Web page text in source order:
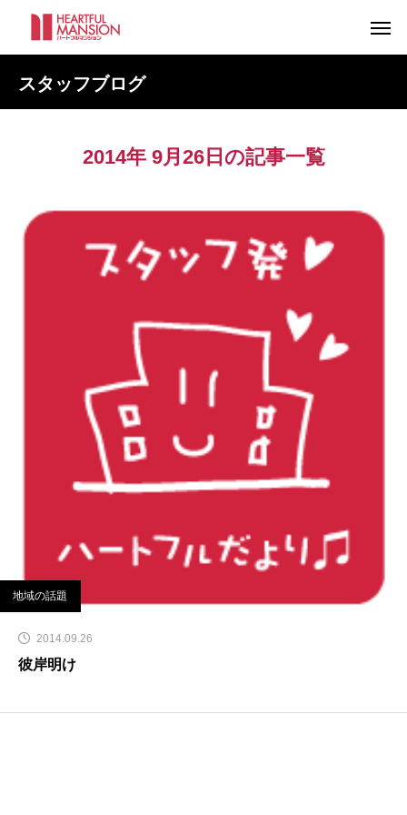
スタッフブログ
2014年 9月26日の記事一覧
地域の話題
2014.09.26
彼岸明け